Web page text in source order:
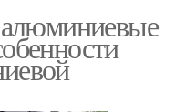
алюминиевые